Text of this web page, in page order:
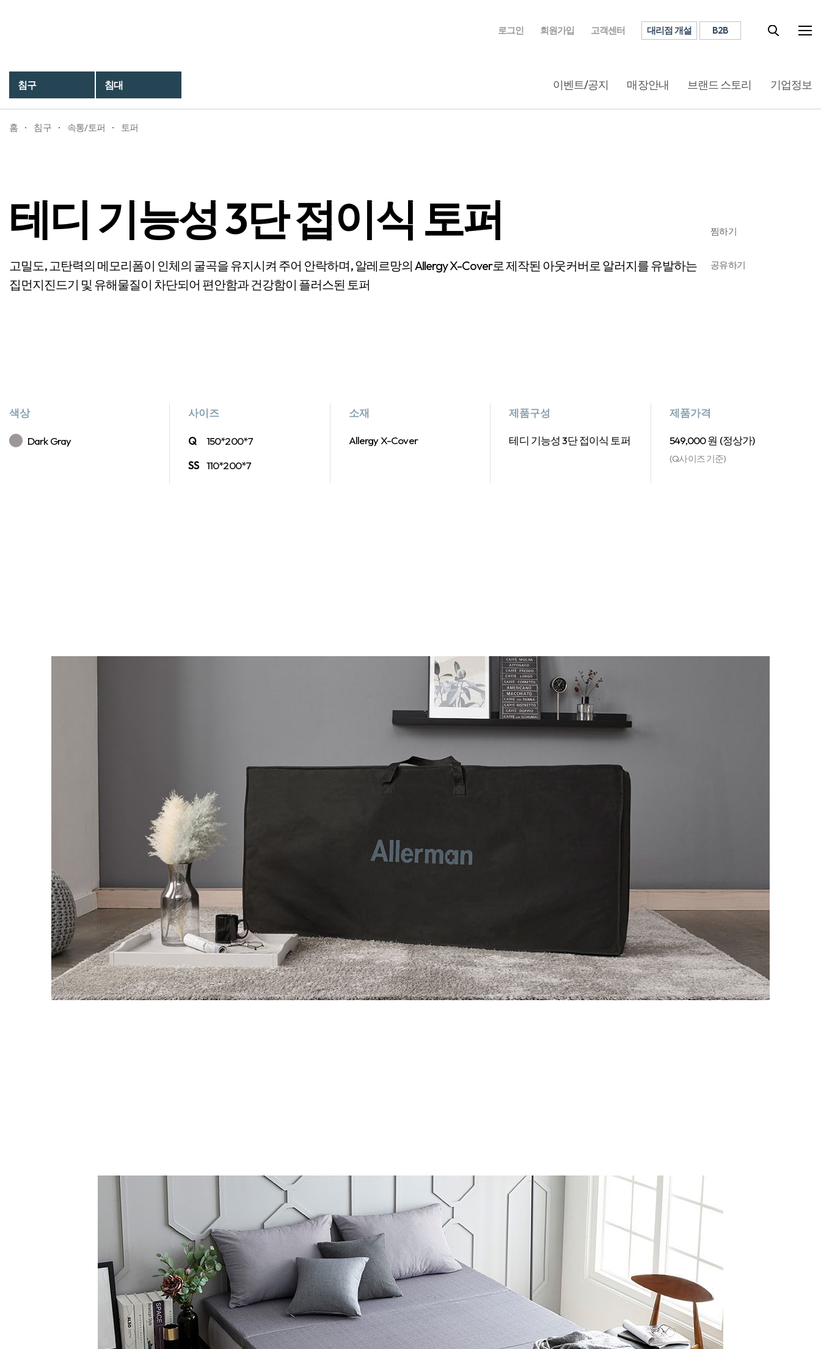
로그인 회원가입 고객센터 대리점 개설 B2B
침구 침대 이벤트/공지 매장안내 브랜드 스토리 기업정보
홈 침구 속통/토퍼 토퍼
테디 기능성 3단 접이식 토퍼
고밀도, 고탄력의 메모리폼이 인체의 굴곡을 유지시켜 주어 안락하며, 알레르망의 Allergy X-Cover로 제작된 아웃커버로 알러지를 유발하는
집먼지진드기 및 유해물질이 차단되어 편안함과 건강함이 플러스된 토퍼
찜하기
공유하기
색상
Dark Gray
사이즈
Q
150*200*7
SS 110*200*7
소재
Allergy X-Cover
제품구성
테디 기능성 3단 접이식 토퍼
제품가격
549,000 원 (정상가)
(Q사이즈 기준)